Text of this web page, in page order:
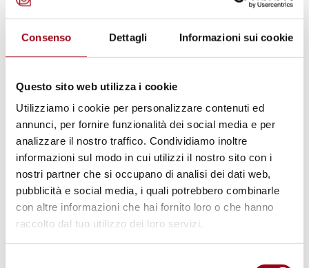
Consenso Dettagli Informazioni sui cookie
Questo sito web utilizza i cookie
Utilizziamo i cookie per personalizzare contenuti ed
annunci, per fornire funzionalità dei social media e per
analizzare il nostro traffico. Condividiamo inoltre
informazioni sul modo in cui utilizzi il nostro sito con i
nostri partner che si occupano di analisi dei dati web,
pubblicità e social media, i quali potrebbero combinarle
con altre informazioni che hai fornito loro o che hanno
raccolto dal tuo utilizzo dei loro servizi.
CONSIGLIO D'EUROPA
Consiglio d’Europa: primo
incontro del Gruppo di lavoro sul
sovraffollamento carcerario.
Strasburgo, 8-9 dicembre 2014
04.12.2014
© Ristretti Orizzonti